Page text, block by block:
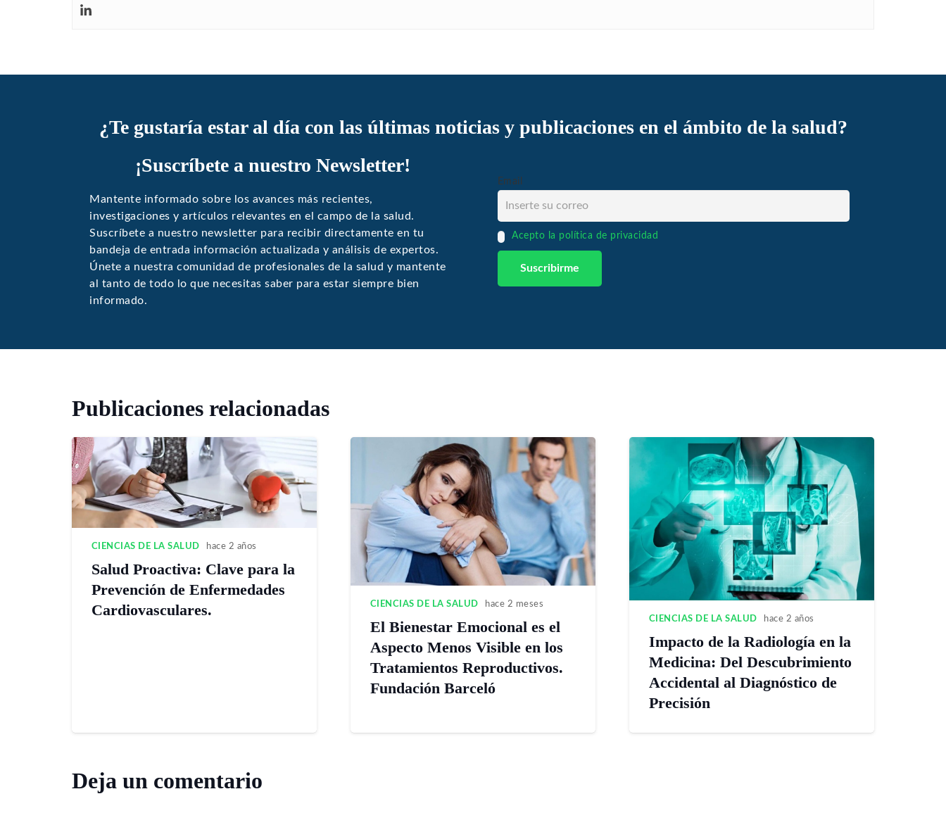
¿Te gustaría estar al día con las últimas noticias y publicaciones en el ámbito de la salud?
¡Suscríbete a nuestro Newsletter!
Mantente informado sobre los avances más recientes,
investigaciones y artículos relevantes en el campo de la salud.
Suscríbete a nuestro newsletter para recibir directamente en tu
bandeja de entrada información actualizada y análisis de expertos.
Únete a nuestra comunidad de profesionales de la salud y mantente
al tanto de todo lo que necesitas saber para estar siempre bien
informado.
Email
Acepto la política de privacidad
Publicaciones relacionadas
CIENCIAS DE LA SALUD hace 2 años
Salud Proactiva: Clave para la
Prevención de Enfermedades
Cardiovasculares.
CIENCIAS DE LA SALUD hace 2 meses
El Bienestar Emocional es el
Aspecto Menos Visible en los
Tratamientos Reproductivos.
Fundación Barceló
CIENCIAS DE LA SALUD hace 2 años
Impacto de la Radiología en la
Medicina: Del Descubrimiento
Accidental al Diagnóstico de
Precisión
Deja un comentario